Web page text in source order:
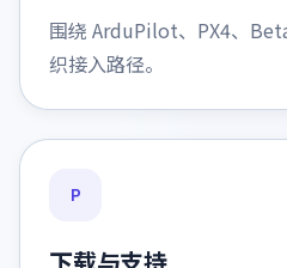
围绕 ArduPilot、PX4、
织接入路径。
P